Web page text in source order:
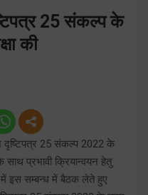
25 संकल्प के
की
दृष्टिपत्र 25 संकल्प 2022 के
साथ प्रभावी क्रियान्वयन हेतु
में इस सम्बन्ध में बैठक लेते हुए